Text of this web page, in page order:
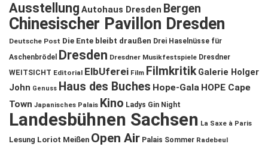
Ausstellung Autohaus Dresden Bergen
Chinesischer Pavillon Dresden
Deutsche Post Die Ente bleibt draußen Drei Haselnüsse für
Aschenbrödel
Dresden Dresdner Musikfestspiele Dresdner
WEITSICHT Editorial ElbUferei Film Filmkritik Galerie Holger
John Genuss Haus des Buches Hope-Gala HOPE Cape
Town Japanisches Palais Kino Ladys Gin Night
Landesbühnen Sachsen La Saxe à Paris
Lesung Loriot Meißen Open Air Palais Sommer Radebeul